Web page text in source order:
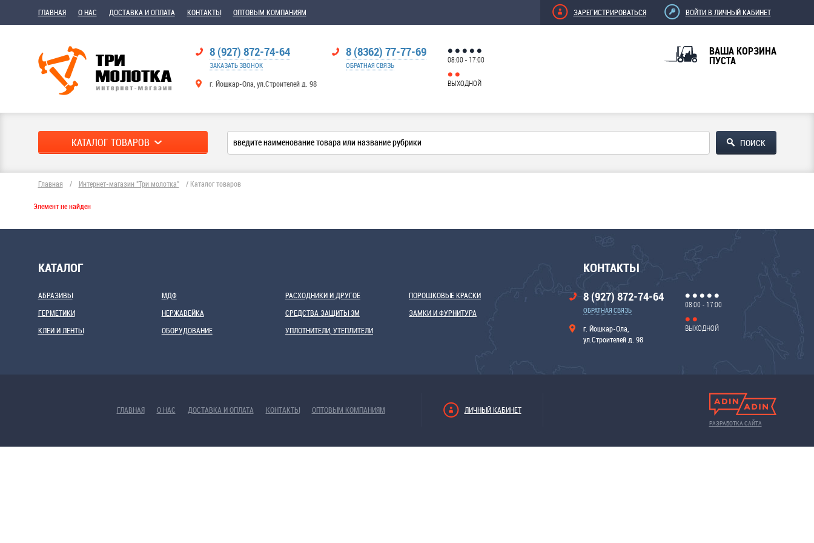
ГЛАВНАЯ О НАС ДОСТАВКА И ОПЛАТА КОНТАКТЫ ОПТОВЫМ КОМПАНИЯМ ЗАРЕГИСТРИРОВАТЬСЯ ВОЙТИ В ЛИЧНЫЙ КАБИНЕТ
8 (927) 872-74-64
ЗАКАЗАТЬ ЗВОНОК
г. Йошкар-Ола, ул.Строителей д. 98
8 (8362) 77-77-69
ОБРАТНАЯ СВЯЗЬ
08:00 - 17:00
ВЫХОДНОЙ
ВАША КОРЗИНА
ПУСТА
КАТАЛОГ ТОВАРОВ
Главная / Интернет-магазин "Три молотка" / Каталог товаров
Элемент не найден
КАТАЛОГ
АБРАЗИВЫ
ГЕРМЕТИКИ
КЛЕИ И ЛЕНТЫ
МДФ
НЕРЖАВЕЙКА
ОБОРУДОВАНИЕ
РАСХОДНИКИ И ДРУГОЕ
СРЕДСТВА ЗАЩИТЫ 3М
УПЛОТНИТЕЛИ, УТЕПЛИТЕЛИ
ПОРОШКОВЫЕ КРАСКИ
ЗАМКИ И ФУРНИТУРА
КОНТАКТЫ
8 (927) 872-74-64
ОБРАТНАЯ СВЯЗЬ
г. Йошкар-Ола,
ул.Строителей д. 98
08:00 - 17:00
ВЫХОДНОЙ
ГЛАВНАЯ О НАС ДОСТАВКА И ОПЛАТА КОНТАКТЫ ОПТОВЫМ КОМПАНИЯМ ЛИЧНЫЙ КАБИНЕТ
РАЗРАБОТКА САЙТА